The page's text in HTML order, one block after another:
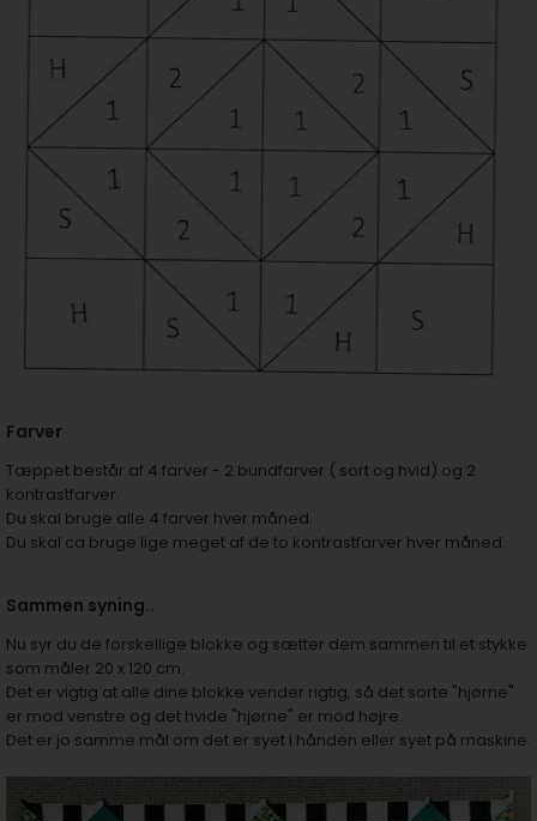
Farver
Tæppet består af 4 farver - 2 bundfarver ( sort og hvid) og 2
kontrastfarver.
Du skal bruge alle 4 farver hver måned.
Du skal ca bruge lige meget af de to kontrastfarver hver måned.
Sammen syning..
Nu syr du de forskellige blokke og sætter dem sammen til et stykke
som måler 20 x 120 cm.
Det er vigtig at alle dine blokke vender rigtig, så det sorte "hjørne"
er mod venstre og det hvide "hjørne" er mod højre.
Det er jo samme mål om det er syet i hånden eller syet på maskine.